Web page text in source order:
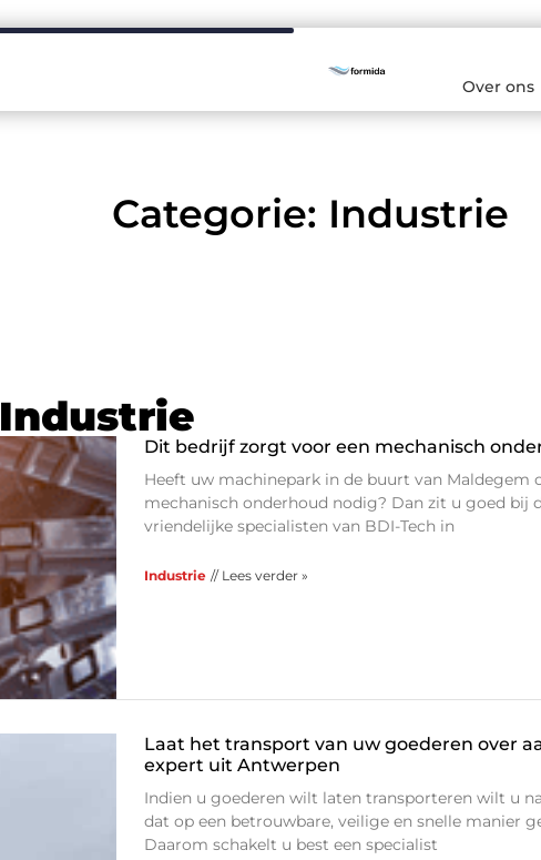
Over ons
Categorie: Industrie
Industrie
Dit bedrijf zorgt voor een mechanisch
Heeft uw machinepark in de buurt van Maldegem
mechanisch onderhoud nodig? Dan zit u goed bij
vriendelijke specialisten van BDI-Tech in
Industrie // Lees verder »
Laat het transport van uw goederen over
expert uit Antwerpen
Indien u goederen wilt laten transporteren wilt u
dat op een betrouwbare, veilige en snelle manier
Daarom schakelt u best een specialist